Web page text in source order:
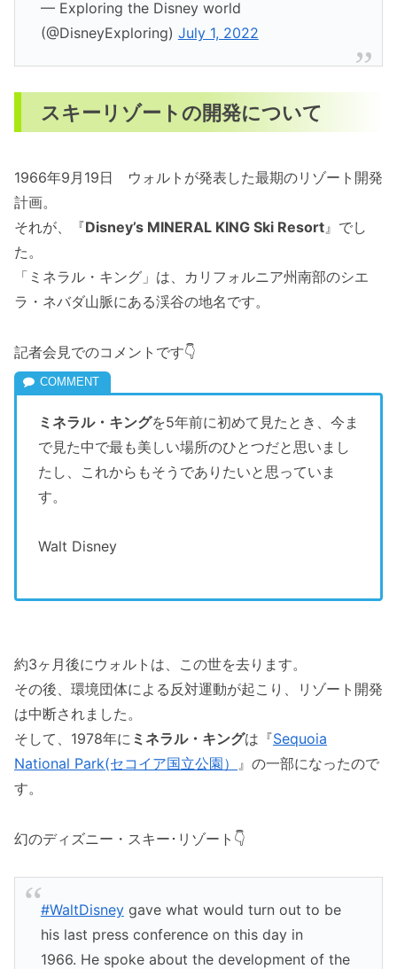
— Exploring the Disney world
(@DisneyExploring) July 1, 2022
スキーリゾートの開発について
1966年9月19日 ウォルトが発表した最期のリゾート開発
計画。
それが、『Disney’s MINERAL KING Ski Resort 』でし
た。
「ミネラル・キング」は、カリフォルニア州南部のシエ
ラ・ネバダ山脈にある渓谷の地名です。
記者会見でのコメントです👇
ミネラル・キングを5年前に初めて見たとき、今ま
で見た中で最も美しい場所のひとつだと思いまし
たし、これからもそうでありたいと思っていま
す。
Walt Disney
約3ヶ月後にウォルトは、この世を去ります。
その後、環境団体による反対運動が起こり、リゾート開発
は中断されました。
そして、1978年に ミネラル・キングは『Sequoia
National Park(セコイア国立公園）
』の一部になったので
す。
幻のディズニー・スキー･リゾート👇
#WaltDisneygave what would turn out to be
his last press conference on this day in
1966. He spoke about the development of the